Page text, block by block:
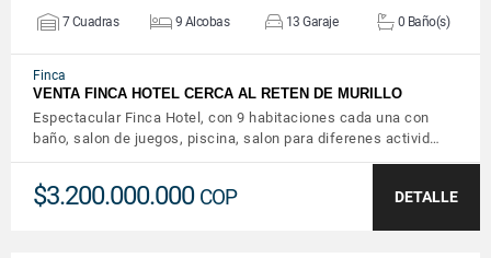
7 Cuadras 9 Alcobas 13 Garaje 0 Baño(s)
Finca
VENTA FINCA HOTEL CERCA AL RETEN DE MURILLO
Espectacular Finca Hotel, con 9 habitaciones cada una con
baño, salon de juegos, piscina, salon para diferenes activid…
$3.200.000.000 COP DETALLE